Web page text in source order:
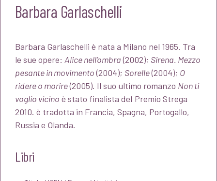
Barbara Garlaschelli
Barbara Garlaschelli è nata a Milano nel 1965. Tra
le sue opere: Alice nell’ombra(2002); Sirena. Mezzo
pesante in movimento(2004); Sorelle(2004); O
ridere o morire(2005). Il suo ultimo romanzo Non ti
voglio vicino è stato finalista deI Premio Strega
2010. è tradotta in Francia, Spagna, Portogallo,
Russia e Olanda.
Libri